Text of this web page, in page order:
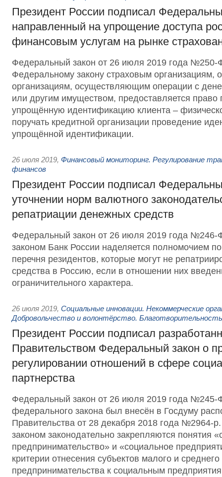
Президент России подписал
направленный на упрощение доступа
финансовым услугам на рынке
Федеральный закон от 26 июля 2019 года №250-
Федеральному закону страховым организациям,
организациям, осуществляющим операции с
или другим имуществом, предоставляется право
упрощённую идентификацию клиента –
поручать кредитной организации проведение
упрощённой идентификации.
26 июля 2019, Финансовый мониторинг. Регулирование
финансов
Президент России подписал
уточнении норм валютного
репатриации денежных средств
Федеральный закон от 26 июля 2019 года
законом Банк России наделяется полномочием
перечня резидентов, которые могут не
средства в Россию, если в отношении них
ограничительного характера.
26 июля 2019, Социальные инновации. Некоммерческие
Добровольчество и волонтёрство. Благотворительность
Президент России подписал
Правительством Федеральный закон о
регулировании отношений в сфере
партнерства
Федеральный закон от 26 июля 2019 года №245-
федерального закона был внесён в Госдуму
Правительства от 28 декабря 2018 года №2964-
законом законодательно закрепляются понятия
предпринимательство» и «социальное
критерии отнесения субъектов малого и среднего
предпринимательства к социальным